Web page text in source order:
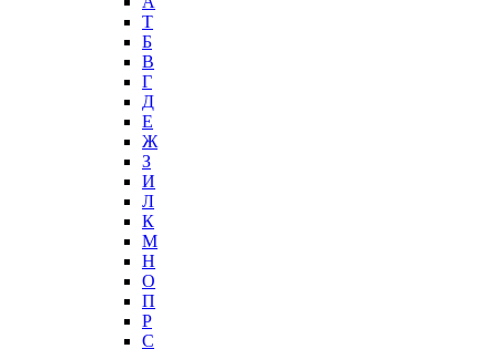
T
Б
В
Г
Д
Е
Ж
З
И
Л
К
М
Н
О
П
Р
С